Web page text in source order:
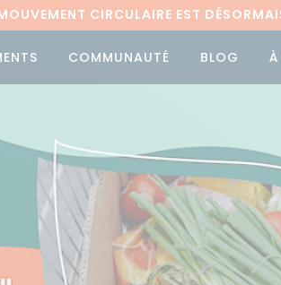
CIRCULAIRE EST
COMMUNAUTÉ BLOG